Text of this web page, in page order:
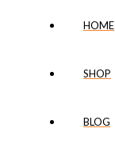
HOME
SHOP
BLOG